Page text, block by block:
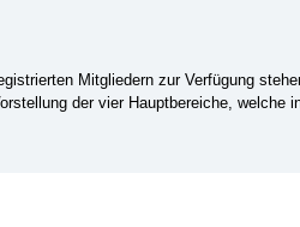
Mitgliedern zur Verfügung
der vier Hauptbereiche, welche